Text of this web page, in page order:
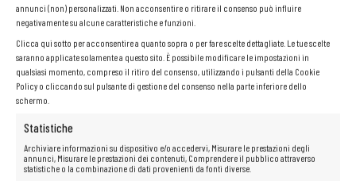
annunci (non) personalizzati. Non acconsentire o ritirare il consenso può influire
negativamente su alcune caratteristiche e funzioni.
Clicca qui sotto per acconsentire a quanto sopra o per fare scelte dettagliate. Le tue scelte
saranno applicate solamente a questo sito. È possibile modificare le impostazioni in
qualsiasi momento, compreso il ritiro del consenso, utilizzando i pulsanti della Cookie
Policy o cliccando sul pulsante di gestione del consenso nella parte inferiore dello
schermo.
Statistiche
Archiviare informazioni su dispositivo e/o accedervi, Misurare le prestazioni degli
annunci, Misurare le prestazioni dei contenuti, Comprendere il pubblico attraverso
statistiche o la combinazione di dati provenienti da fonti diverse.